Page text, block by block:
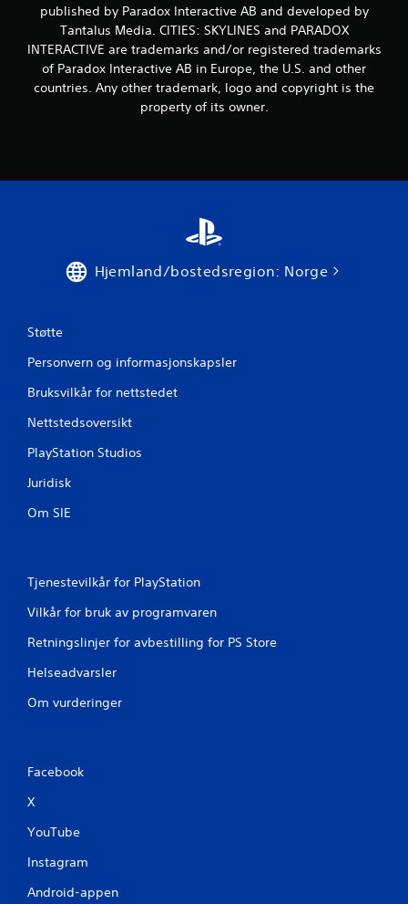
a
1
0
e
published by Paradox Interactive AB and developed by
Tantalus Media. CITIES: SKYLINES and PARADOX
INTERACTIVE are trademarks and/or registered trademarks
of Paradox Interactive AB in Europe, the U.S. and other
countries. Any other trademark, logo and copyright is the
property of its owner.
Hjemland/bostedsregion: Norge
Støtte
Personvern og informasjonskapsler
Bruksvilkår for nettstedet
Nettstedsoversikt
PlayStation Studios
Juridisk
Om SIE
Tjenestevilkår for PlayStation
Vilkår for bruk av programvaren
Retningslinjer for avbestilling for PS Store
Helseadvarsler
Om vurderinger
Facebook
X
YouTube
Instagram
Android-appen